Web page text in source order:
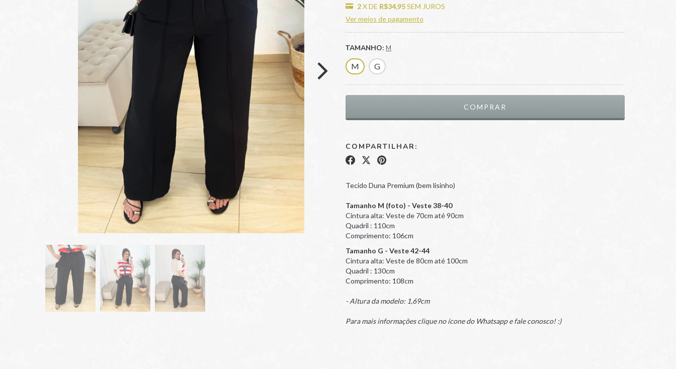
2X DE R$34,95SEM JUROS
Ver meios de pagamento
TAMANHO: M
M
G
COMPARTILHAR:
Tecido Duna Premium (bem lisinho)
Tamanho M (foto) - Veste 38-40
Cintura alta: Veste de 70cm até 90cm
Quadril : 110cm
Comprimento: 106cm
Tamanho G - Veste 42-44
Cintura alta: Veste de 80cm até 100cm
Quadril : 130cm
Comprimento: 108cm
- Altura da modelo: 1,69cm
Para mais informações clique no ícone do Whatsapp e fale conosco! :)